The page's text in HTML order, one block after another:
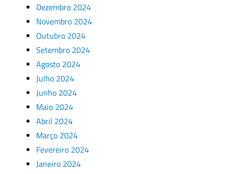
Dezembro 2024
Novembro 2024
Outubro 2024
Setembro 2024
Agosto 2024
Julho 2024
Junho 2024
Maio 2024
Abril 2024
Março 2024
Fevereiro 2024
Janeiro 2024